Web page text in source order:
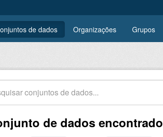
de dados Organizações Grupos
de dados encontrado